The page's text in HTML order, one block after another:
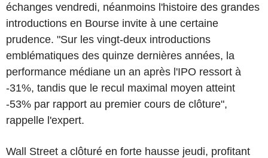
échanges vendredi, néanmoins l'histoire des grandes
introductions en Bourse invite à une certaine
prudence. "Sur les vingt-deux introductions
emblématiques des quinze dernières années, la
performance médiane un an après l'IPO ressort à
-31%, tandis que le recul maximal moyen atteint
-53% par rapport au premier cours de clôture",
rappelle l'expert.
Wall Street a clôturé en forte hausse jeudi, profitant